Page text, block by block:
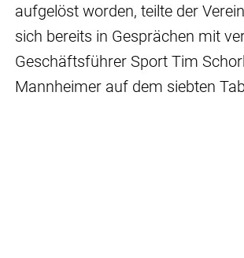
aufgelöst worden, teilte der
sich bereits in Gesprächen mit
Geschäftsführer Sport Tim
Mannheimer auf dem siebten